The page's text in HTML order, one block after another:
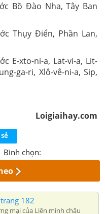
Bồ Đào Nha, Tây Ban
Thụy Điển, Phần Lan,
E-xto-ni-a, Lat-vi-a, Lit-
ga-ri, Xlô-vê-ni-a, Sip,
Loigiaihay.com
Bình chọn:
182
mại của Liên minh châu